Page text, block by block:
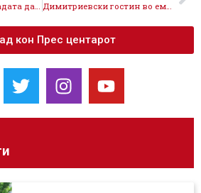
Заев со лозарите: Владата да помогне визбите да го складираат грозјето Димитриевски гостин во емисијата Клик плус на ТВ 21
кон Прес центарот